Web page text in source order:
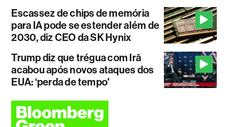
Escassez de chips de memória
para IA pode se estender além de
2030, diz CEO da SK Hynix
Trump diz que trégua com Irã
acabou após novos ataques dos
EUA: ‘perda de tempo'